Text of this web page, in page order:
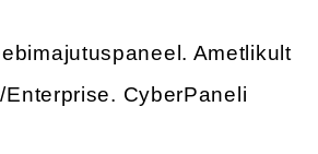
Ametlikult
CyberPaneli